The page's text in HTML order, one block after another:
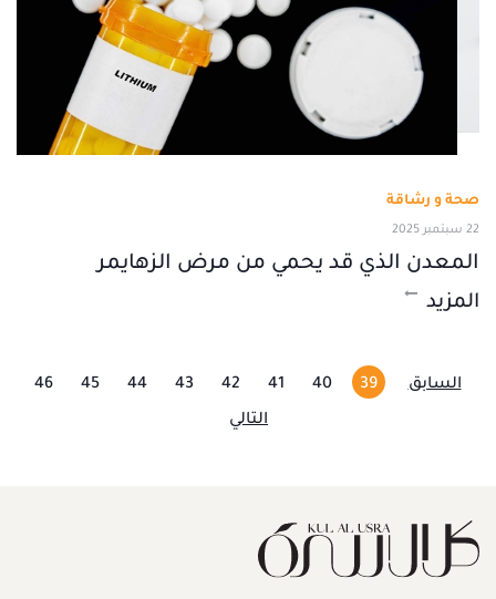
صحة و رشاقة
22 سبتمبر 2025
المعدن الذي قد يحمي من مرض الزهايمر
المزيد
السابق 39
40
41
42
43
44
45
46
التالي